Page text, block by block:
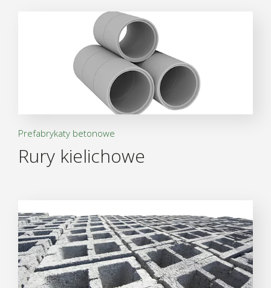
Prefabrykaty betonowe
Rury kielichowe